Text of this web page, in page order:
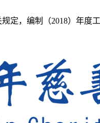
定，编制（2018）年